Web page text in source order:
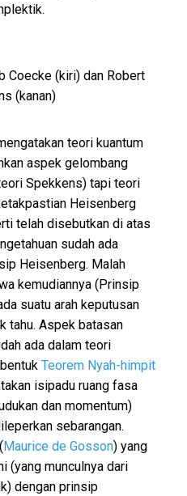
Coecke (kiri) dan Robert
(kanan)
teori kuantum
aspek gelombang
Spekkens) tapi teori
Heisenberg
telah disebutkan di atas
sudah ada
Heisenberg. Malah
kemudiannya (Prinsip
suatu arah keputusan
tahu. Aspek batasan
ada dalam teori
Teorem Nyah-himpit
isipadu ruang fasa
dan momentum)
sebarangan.
Maurice de Gosson) yang
(yang munculnya dari
dengan prinsip